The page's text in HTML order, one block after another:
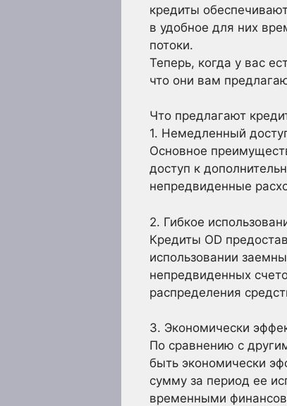
кредиты
в удобное для них
потоки.
Теперь, когда у вас
что они вам
Что предлагают
1. Немедленный
Основное
доступ к
непредвиденные
2. Гибкое
Кредиты OD
использовании
непредвиденных
распределения
3. Экономически
По сравнению с
быть экономически
сумму за период ее
временными